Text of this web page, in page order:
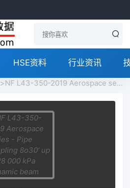
HSE资料 行业资讯
>NF L43-350-2019 Aerospace series - Pipe coupling 8o30' up to 28 000 kPa Dynamic beam seal - Metric series - Technical specification免费下载